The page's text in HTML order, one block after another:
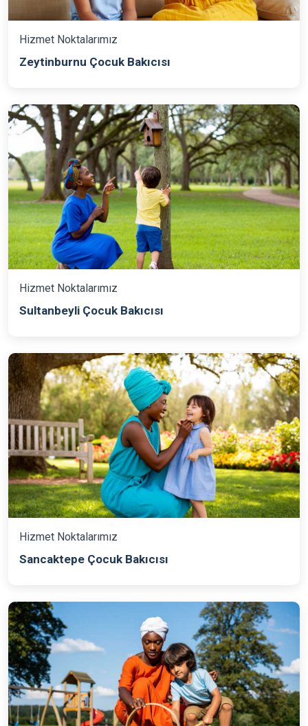
Hizmet Noktalarımız
Zeytinburnu Çocuk Bakıcısı
Hizmet Noktalarımız
Sultanbeyli Çocuk Bakıcısı
Hizmet Noktalarımız
Sancaktepe Çocuk Bakıcısı